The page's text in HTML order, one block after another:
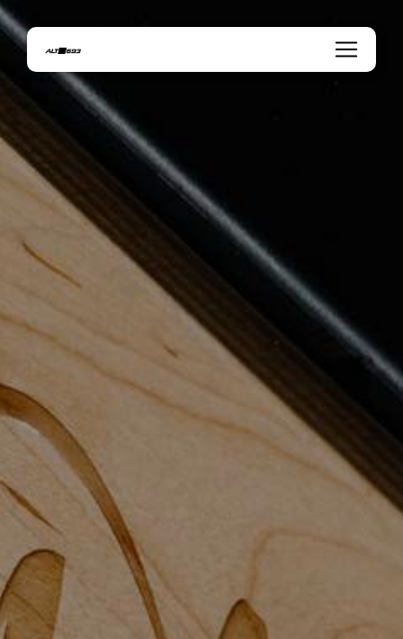
Panneau de gestion des cookies